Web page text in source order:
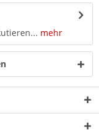
mehr